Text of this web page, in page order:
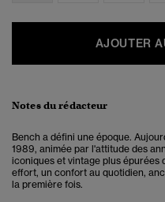
AJOUTER
Notes du rédacteur
Bench a défini une époque.
1989, animée par l'attitude des
iconiques et vintage plus épurées
effort, un confort au quotidien,
la première fois.